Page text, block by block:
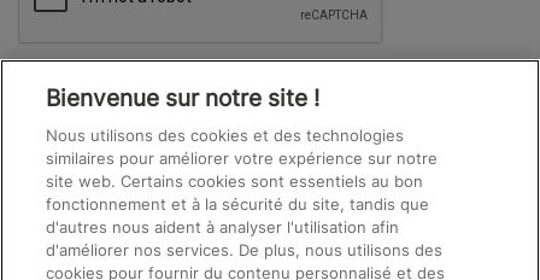
PEOPLE
LOOKING
FOR
JOBS
SHOULD
NOT
PUT
ANYTHING
HERE.
See All Jobs
Bienvenue sur notre site !
Nous utilisons des cookies et des technologies
similaires pour améliorer votre expérience sur notre
site web. Certains cookies sont essentiels au bon
fonctionnement et à la sécurité du site, tandis que
d'autres nous aident à analyser l'utilisation afin
d'améliorer nos services. De plus, nous utilisons des
cookies pour fournir du contenu personnalisé et des